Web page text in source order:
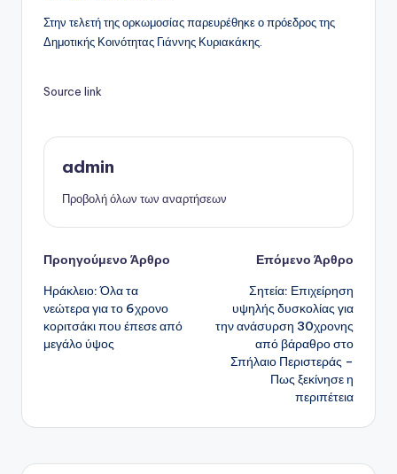
Στην τελετή της ορκωμοσίας παρευρέθηκε ο πρόεδρος της
Δημοτικής Κοινότητας Γιάννης Κυριακάκης.
Source link
admin
Προβολή όλων των αναρτήσεων
Πλοήγηση
δημοσιεύσεων
Προηγούμενο Άρθρο
Ηράκλειο: Όλα τα
νεώτερα για το 6χρονο
κοριτσάκι που έπεσε από
μεγάλο ύψος
Επόμενο Άρθρο
Σητεία: Επιχείρηση
υψηλής δυσκολίας για
την ανάσυρση 30χρονης
από βάραθρο στο
Σπήλαιο Περιστεράς –
Πως ξεκίνησε η
περιπέτεια